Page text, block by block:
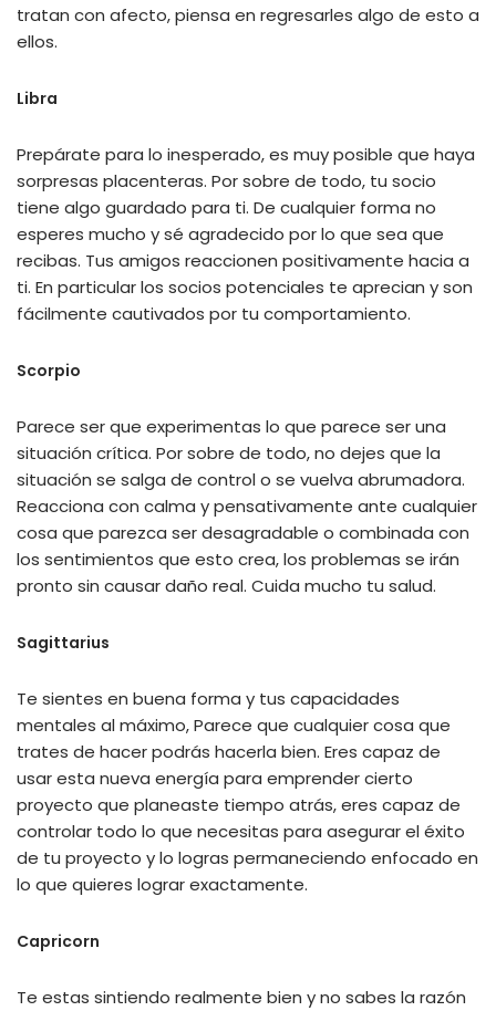
tratan con afecto, piensa en regresarles algo de esto a
ellos.
Libra
Prepárate para lo inesperado, es muy posible que haya
sorpresas placenteras. Por sobre de todo, tu socio
tiene algo guardado para ti. De cualquier forma no
esperes mucho y sé agradecido por lo que sea que
recibas. Tus amigos reaccionen positivamente hacia a
ti. En particular los socios potenciales te aprecian y son
fácilmente cautivados por tu comportamiento.
Scorpio
Parece ser que experimentas lo que parece ser una
situación crítica. Por sobre de todo, no dejes que la
situación se salga de control o se vuelva abrumadora.
Reacciona con calma y pensativamente ante cualquier
cosa que parezca ser desagradable o combinada con
los sentimientos que esto crea, los problemas se irán
pronto sin causar daño real. Cuida mucho tu salud.
Sagittarius
Te sientes en buena forma y tus capacidades
mentales al máximo, Parece que cualquier cosa que
trates de hacer podrás hacerla bien. Eres capaz de
usar esta nueva energía para emprender cierto
proyecto que planeaste tiempo atrás, eres capaz de
controlar todo lo que necesitas para asegurar el éxito
de tu proyecto y lo logras permaneciendo enfocado en
lo que quieres lograr exactamente.
Capricorn
Te estas sintiendo realmente bien y no sabes la razón